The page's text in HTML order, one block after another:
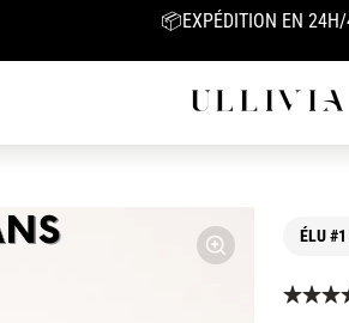
BIO-COLLAGEN MASK 1=1
ÉLU